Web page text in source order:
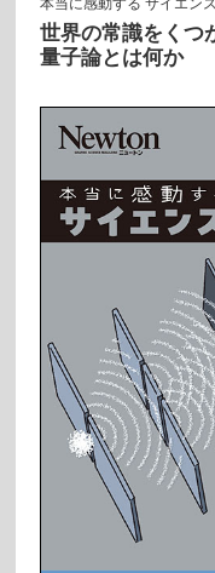
本当に感動する サイエン
世界の常識をくつ
量子論とは何か